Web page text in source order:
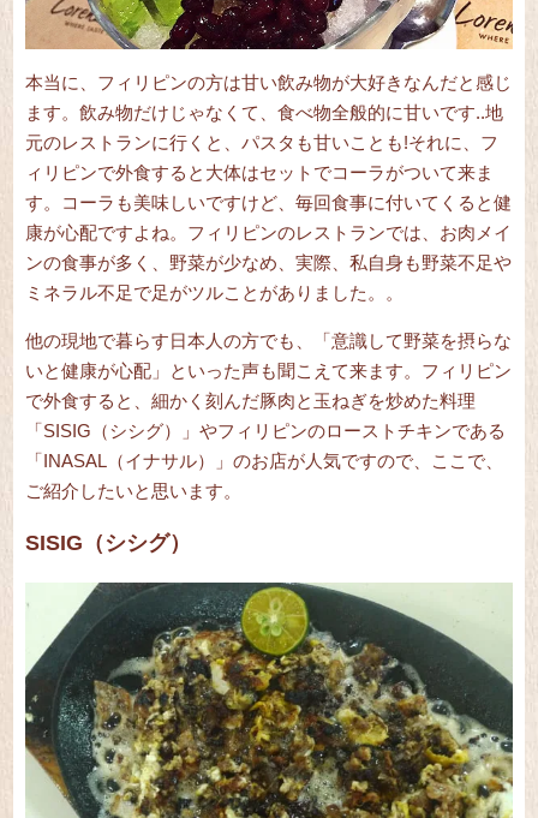
本当に、フィリピンの方は甘い飲み物が大好きなんだと感じ
ます。飲み物だけじゃなくて、食べ物全般的に甘いです..地
元のレストランに行くと、パスタも甘いことも!それに、フ
ィリピンで外食すると大体はセットでコーラがついて来ま
す。コーラも美味しいですけど、毎回食事に付いてくると健
康が心配ですよね。フィリピンのレストランでは、お肉メイ
ンの食事が多く、野菜が少なめ、実際、私自身も野菜不足や
ミネラル不足で足がツルことがありました。。
他の現地で暮らす日本人の方でも、「意識して野菜を摂らな
いと健康が心配」といった声も聞こえて来ます。フィリピン
で外食すると、細かく刻んだ豚肉と玉ねぎを炒めた料理
「SISIG（シシグ）」やフィリピンのローストチキンである
「INASAL（イナサル）」のお店が人気ですので、ここで、
ご紹介したいと思います。
SISIG（シシグ）